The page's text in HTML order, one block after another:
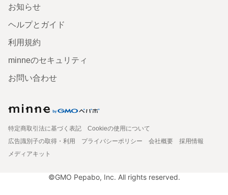
お知らせ
ヘルプとガイド
利用規約
minneのセキュリティ
お問い合わせ
特定商取引法に基づく表記
Cookieの使用について
広告識別子の取得・利用
プライバシーポリシー 会社概要
採用情報
メディアキット
©GMO Pepabo, Inc. All rights reserved.